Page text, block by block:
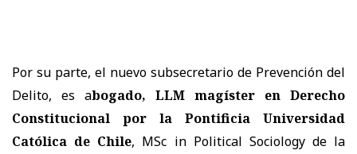
Por su parte, el nuevo subsecretario de Prevención del
Delito, es abogado, LLM magíster en Derecho
Constitucional por la Pontificia Universidad
Católica de Chile, MSc in Political Sociology de la